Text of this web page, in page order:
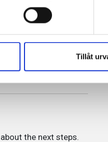
Tillåt
the next steps.